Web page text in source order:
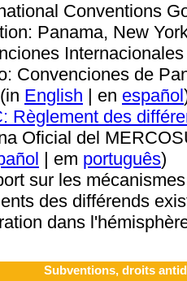
Conventions
Panama, New
Convenciones de
English | en español
Règlement des
Oficial del
| em português)
sur les
des différends
dans
Subventions, droits